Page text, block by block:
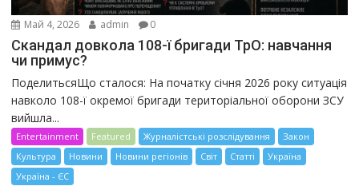
Май 4, 2026 admin 0
Скандал довкола 108-ї бригади ТрО: навчання
чи примус?
ПоделитьсяЩо сталося: На початку січня 2026 року ситуація
навколо 108-ї окремої бригади територіальної оборони ЗСУ
вийшла...
Entertainment Featured Журналістські розслідування
Закон
Культура
Новини Новини регіонів Світ Статті
Україна
Україна - ЄС